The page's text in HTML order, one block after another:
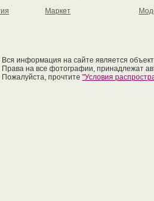
Маркет
Вся информация на сайте является
Права на все фотографии, принадлежат
Пожалуйста, прочтите "Условия